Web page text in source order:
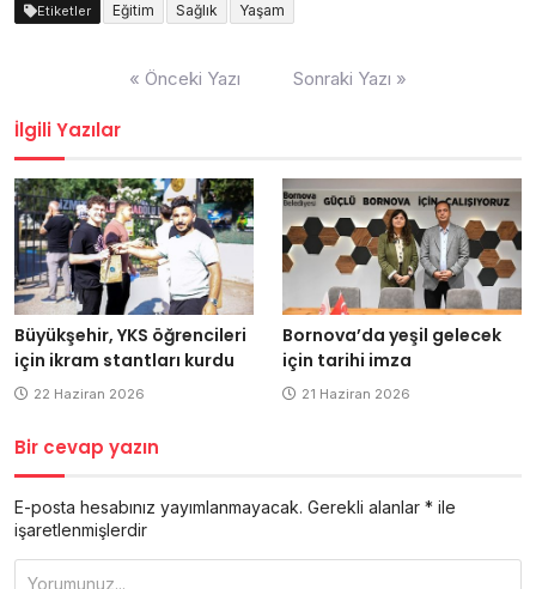
Etiketler Eğitim Sağlık Yaşam
« Önceki Yazı Sonraki Yazı »
İlgili Yazılar
Büyükşehir, YKS öğrencileri
için ikram stantları kurdu
22 Haziran 2026
Bornova’da yeşil gelecek
için tarihi imza
21 Haziran 2026
Bir cevap yazın
E-posta hesabınız yayımlanmayacak. Gerekli alanlar * ile
işaretlenmişlerdir